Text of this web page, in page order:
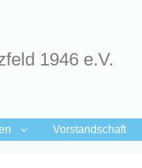
1946 e.V.
Vorstandschaft